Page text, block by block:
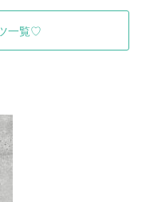
一覧♡